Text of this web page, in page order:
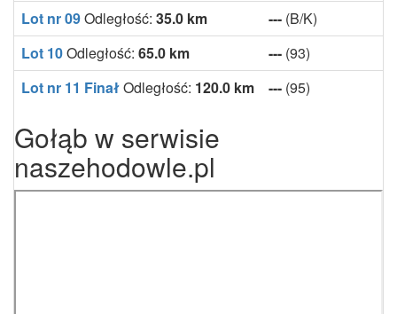
Lot nr 09Odległość: 35.0 km --- (B/K)
Lot 10Odległość: 65.0 km --- (93)
Lot nr 11 FinałOdległość: 120.0 km --- (95)
Gołąb w serwisie
naszehodowle.pl